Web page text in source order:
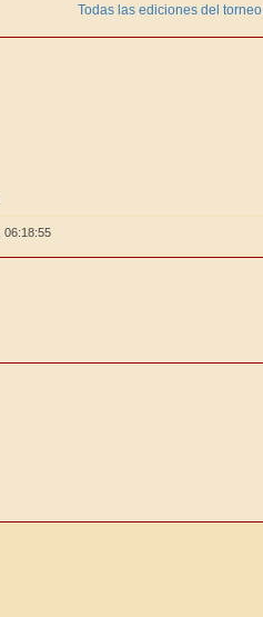
Todas las ediciones del torneo
06:18:56